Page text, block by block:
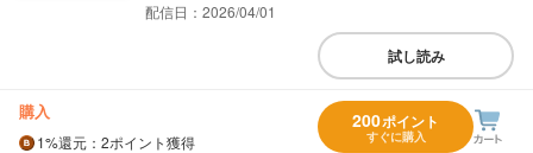
配信日：2026/04/01
試し読み
購入
1%還元 ：2ポイント獲得
200ポイント
すぐに購入